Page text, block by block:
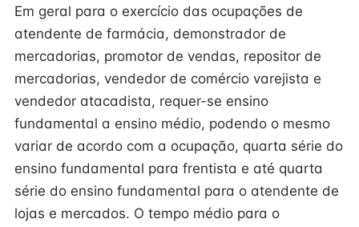
Em geral para o exercício das ocupações de
atendente de farmácia, demonstrador de
mercadorias, promotor de vendas, repositor de
mercadorias, vendedor de comércio varejista e
vendedor atacadista, requer-se ensino
fundamental a ensino médio, podendo o mesmo
variar de acordo com a ocupação, quarta série do
ensino fundamental para frentista e até quarta
série do ensino fundamental para o atendente de
lojas e mercados. O tempo médio para o